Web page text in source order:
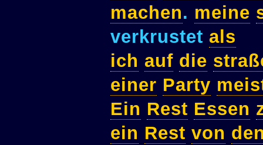
machen. meine
verkrustet als
ich auf die
einer Party
Ein Rest Essen
ein Rest von